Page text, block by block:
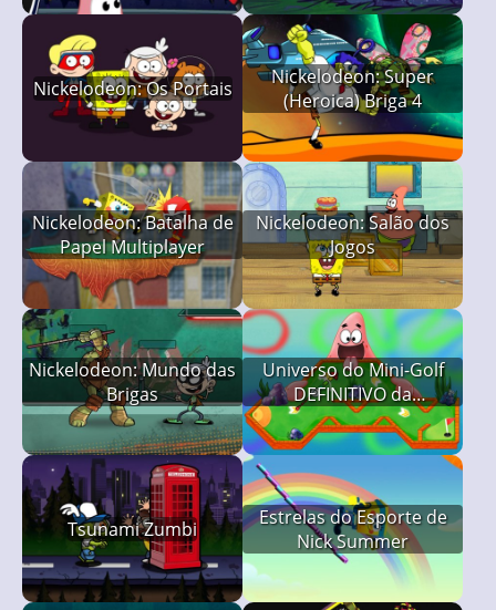
Nickelodeon: Os Portais
Nickelodeon: Super
(Heroica) Briga 4
Nickelodeon: Batalha de
Papel Multiplayer
Nickelodeon: Salão dos
Jogos
Nickelodeon: Mundo das
Brigas
Universo do Mini-Golf
DEFINITIVO da
Nickelodeon
Tsunami Zumbi
Estrelas do Esporte de
Nick Summer